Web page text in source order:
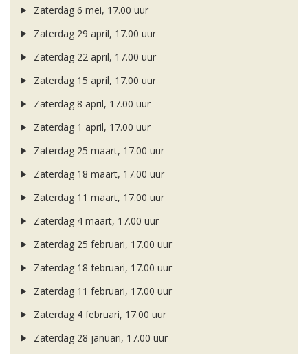
Zaterdag 6 mei, 17.00 uur
Zaterdag 29 april, 17.00 uur
Zaterdag 22 april, 17.00 uur
Zaterdag 15 april, 17.00 uur
Zaterdag 8 april, 17.00 uur
Zaterdag 1 april, 17.00 uur
Zaterdag 25 maart, 17.00 uur
Zaterdag 18 maart, 17.00 uur
Zaterdag 11 maart, 17.00 uur
Zaterdag 4 maart, 17.00 uur
Zaterdag 25 februari, 17.00 uur
Zaterdag 18 februari, 17.00 uur
Zaterdag 11 februari, 17.00 uur
Zaterdag 4 februari, 17.00 uur
Zaterdag 28 januari, 17.00 uur